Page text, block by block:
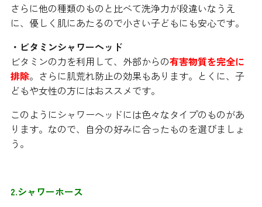
さらに他の種類のものと比べて洗浄力が段違いなうえ
に、優しく肌にあたるので小さい子どもにも安心です。
・ビタミンシャワーヘッド
ビタミンの力を利用して、外部からの有害物質を完全に
排除。さらに肌荒れ防止の効果もあります。とくに、子
どもや女性の方にはおススメです。
このようにシャワーヘッドには色々なタイプのものがあ
ります。なので、自分の好みに合ったものを選びましょ
う。
2.シャワーホース